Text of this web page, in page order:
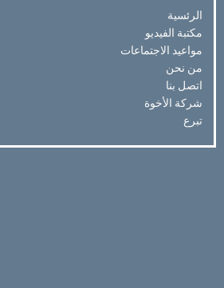
الرئسية
مكتبة الفيديو
مواعيد الاجتماعات
من نحن
اتصل بنا
شركة الأخوة
تبرع